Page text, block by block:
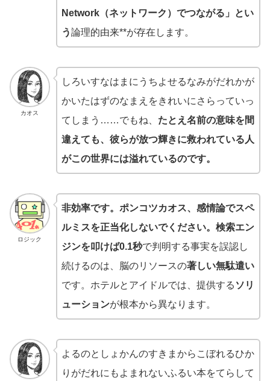
Network（ネットワーク）でつながる」とい
う論理的由来**が存在します。
カオス
しろいすなはまにうちよせるなみがだれかが
かいたはずのなまえをきれいにさらっていっ
てしまう……でもね、 たとえ名前の意味を間
違えても、彼らが放つ輝きに救われている人
がこの世界には溢れているのです。
ロジック
非効率です。 ポンコツカオス、感情論でスペ
ルミスを正当化しないでください。検索エン
ジンを叩けば0.1秒で判明する事実を誤認し
続けるのは、脳のリソースの著しい無駄遣い
です。ホテルとアイドルでは、提供する ソリ
ューションが根本から異なります。
よるのとしょかんのすきまからこぼれるひか
りがだれにもよまれないふるい本をてらして